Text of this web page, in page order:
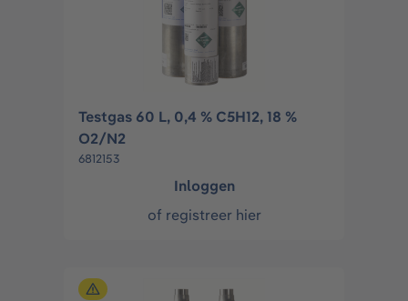
Testgas 60 L, 0,4 % C5H12, 18 %
O2/N2
6812153
Inloggen
of registreer hier